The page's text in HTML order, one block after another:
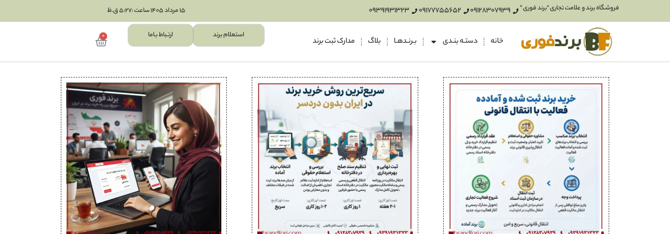
فروشگاه برند و علامت تجاری "برند فوری " 09128307939
09177755652
09391931323 15 مرداد 1405 ساعت :5:27 ق.ظ
خانه دستـه بنـدی بـرنـدهـا بلاگ مدارک ثبت برند
استعلام برند ارتـباط بـاما 0